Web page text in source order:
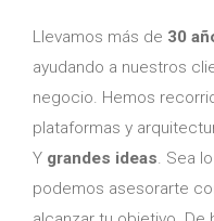
Llevamos más de 30
ayudando a nuestros
negocio. Hemos
plataformas y
Y grandes ideas. Sea
podemos asesorarte